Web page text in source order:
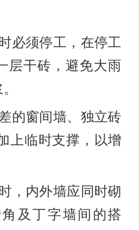
必须停工，在停工
层干砖，避免大雨
的窗间墙、独立砖
上临时支撑，以增
，内外墙应同时砌
及丁字墙间的搭